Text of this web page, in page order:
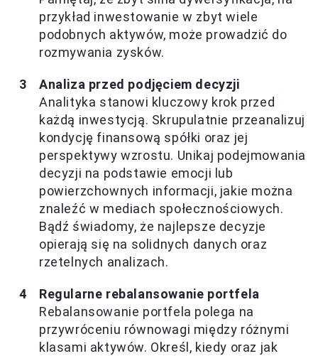
przykład inwestowanie w zbyt wiele
podobnych aktywów, może prowadzić do
rozmywania zysków.
Analiza przed podjęciem decyzji
Analityka stanowi kluczowy krok przed
każdą inwestycją. Skrupulatnie przeanalizuj
kondycję finansową spółki oraz jej
perspektywy wzrostu. Unikaj podejmowania
decyzji na podstawie emocji lub
powierzchownych informacji, jakie można
znaleźć w mediach społecznościowych.
Bądź świadomy, że najlepsze decyzje
opierają się na solidnych danych oraz
rzetelnych analizach.
Regularne rebalansowanie portfela
Rebalansowanie portfela polega na
przywróceniu równowagi między różnymi
klasami aktywów. Określ, kiedy oraz jak